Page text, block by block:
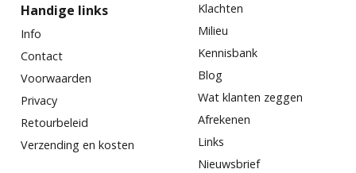
Handige links
Info
Contact
Voorwaarden
Privacy
Retourbeleid
Verzending en kosten
Klachten
Milieu
Kennisbank
Blog
Wat klanten zeggen
Afrekenen
Links
Nieuwsbrief